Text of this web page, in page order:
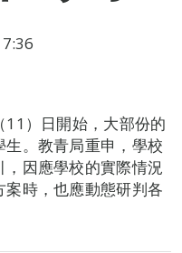
）日開始，大部份的
。教青局重申，學校
因應學校的實際情況
時，也應動態研判各